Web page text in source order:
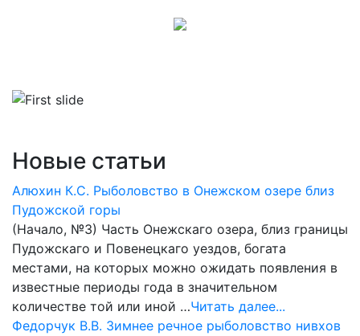
Новые статьи
Алюхин К.С. Рыболовство в Онежском озере близ
Пудожской горы
(Начало, №3) Часть Онежскаго озера, близ границы
Пудожскаго и Повенецкаго уездов, богата
местами, на которых можно ожидать появления в
известные периоды года в значительном
количестве той или иной …Читать далее...
Федорчук В.В. Зимнее речное рыболовство нивхов